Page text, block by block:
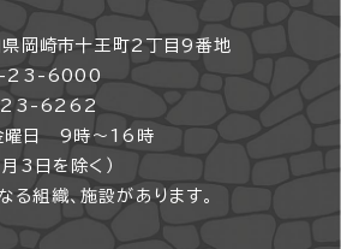
崎市十王町2丁目9番地
23-6000
23-6262
曜日 9時～16時
3日を除く）
組織、施設があります。